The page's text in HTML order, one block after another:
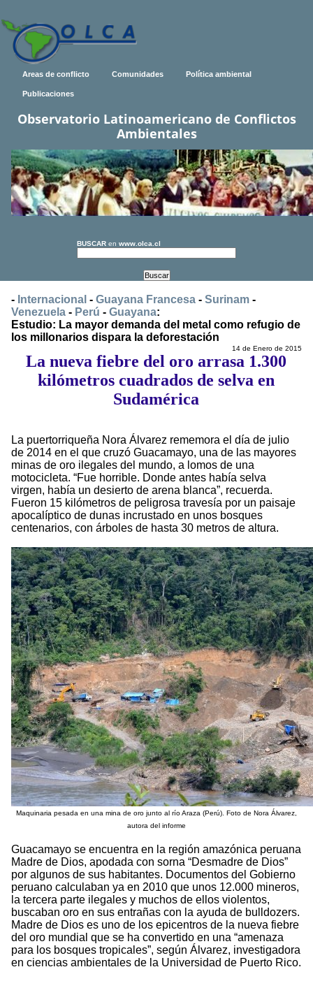
Areas de conflicto Comunidades Política ambiental
Publicaciones
Observatorio Latinoamericano de Conflictos
Ambientales
BUSCAR en www.olca.cl
- Internacional - Guayana Francesa - Surinam -
Venezuela - Perú - Guayana:
Estudio: La mayor demanda del metal como refugio de
los millonarios dispara la deforestación
14 de Enero de 2015
La nueva fiebre del oro arrasa 1.300
kilómetros cuadrados de selva en
Sudamérica
La puertorriqueña Nora Álvarez rememora el día de julio
de 2014 en el que cruzó Guacamayo, una de las mayores
minas de oro ilegales del mundo, a lomos de una
motocicleta. “Fue horrible. Donde antes había selva
virgen, había un desierto de arena blanca”, recuerda.
Fueron 15 kilómetros de peligrosa travesía por un paisaje
apocalíptico de dunas incrustado en unos bosques
centenarios, con árboles de hasta 30 metros de altura.
Maquinaria pesada en una mina de oro junto al río Araza (Perú). Foto de Nora Álvarez,
autora del informe
Guacamayo se encuentra en la región amazónica peruana
Madre de Dios, apodada con sorna “Desmadre de Dios”
por algunos de sus habitantes. Documentos del Gobierno
peruano calculaban ya en 2010 que unos 12.000 mineros,
la tercera parte ilegales y muchos de ellos violentos,
buscaban oro en sus entrañas con la ayuda de bulldozers.
Madre de Dios es uno de los epicentros de la nueva fiebre
del oro mundial que se ha convertido en una “amenaza
para los bosques tropicales”, según Álvarez, investigadora
en ciencias ambientales de la Universidad de Puerto Rico.